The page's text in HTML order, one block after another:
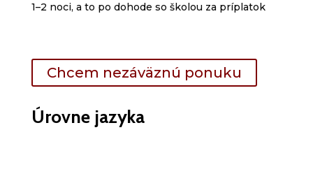
1–2 noci, a to po dohode so školou za príplatok
Chcem nezáväznú ponuku
Úrovne jazyka